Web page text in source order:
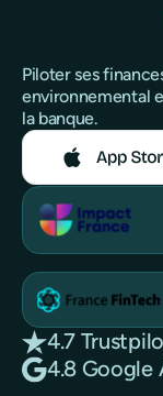
Piloter ses
environnemental
la banque.
4.7
4.8 Google